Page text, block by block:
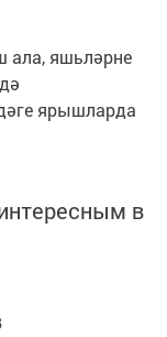
ала, яшьләрне
ярышларда
в